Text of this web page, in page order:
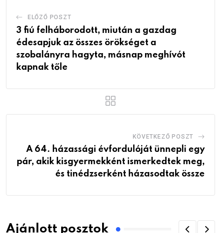
ELŐZŐ POSZT
3 fiú felháborodott, miután a gazdag
édesapjuk az összes örökséget a
szobalányra hagyta, másnap meghívót
kapnak tőle
KÖVETKEZŐ POSZT
A 64. házassági évfordulóját ünnepli egy
pár, akik kisgyermekként ismerkedtek meg,
és tinédzserként házasodtak össze
Ajánlott posztok